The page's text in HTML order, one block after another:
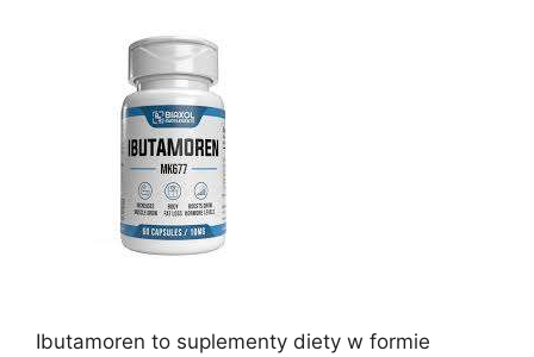
Ibutamoren to suplementy diety w formie